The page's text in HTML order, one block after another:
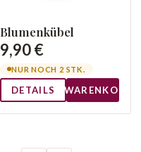
Blumenkübel
9,90 €
NUR NOCH 2 STK.
DETAILS WARENKORB